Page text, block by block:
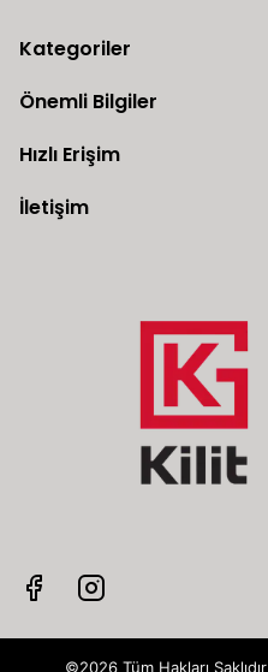
Kategoriler
Önemli Bilgiler
Hızlı Erişim
İletişim
©2026 Tüm Hakları